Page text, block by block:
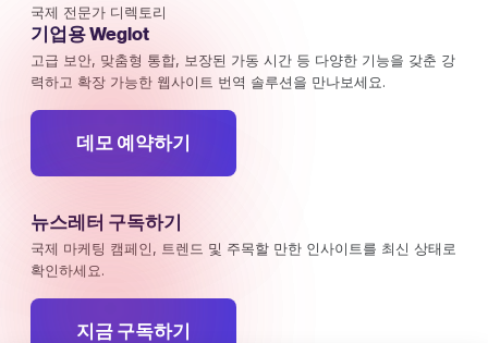
국제 전문가 디렉토리
기업용 Weglot
고급 보안, 맞춤형 통합, 보장된 가동 시간 등 다양한 기능을 갖춘 강
력하고 확장 가능한 웹사이트 번역 솔루션을 만나보세요.
데모 예약하기
뉴스레터 구독하기
국제 마케팅 캠페인, 트렌드 및 주목할 만한 인사이트를 최신 상태로
확인하세요.
지금 구독하기